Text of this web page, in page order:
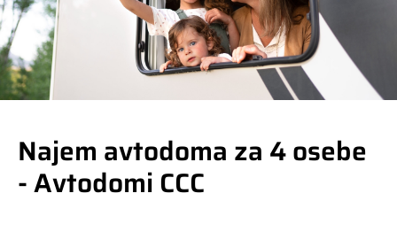
Najem avtodoma za 4 osebe
- Avtodomi CCC